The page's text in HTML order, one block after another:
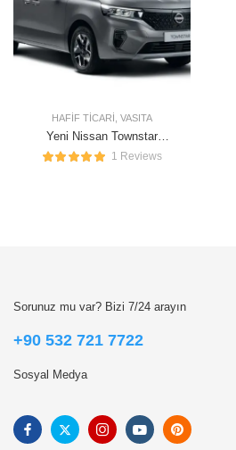
HAFIF TICARI VASITA
Yeni Nissan Townstar
Combi1 Reviews
Sorunuz mu var? Bizi 7/24 arayın
+90 532 721 7722
Sosyal Medya